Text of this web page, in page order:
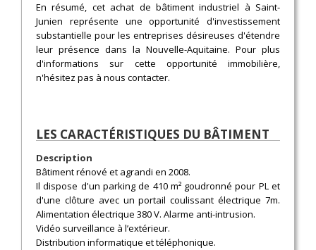
En résumé, cet achat de bâtiment industriel à Saint-
Junien représente une opportunité d'investissement
substantielle pour les entreprises désireuses d'étendre
leur présence dans la Nouvelle-Aquitaine. Pour plus
d'informations sur cette opportunité immobilière,
n'hésitez pas à nous contacter.
LES CARACTÉRISTIQUES DU BÂTIMENT
Description
Bâtiment rénové et agrandi en 2008.
Il dispose d'un parking de 410 m² goudronné pour PL et
d'une clôture avec un portail coulissant électrique 7m.
Alimentation électrique 380 V. Alarme anti-intrusion.
Vidéo surveillance à l’extérieur.
Distribution informatique et téléphonique.